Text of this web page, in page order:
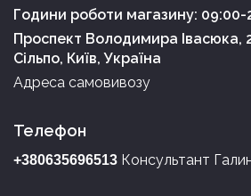
Години роботи магазину: 09:00-
Проспект Володимира Івасюка,
Сільпо, Київ, Україна
Адреса самовивозу
Телефон
+380635696513 Консультант